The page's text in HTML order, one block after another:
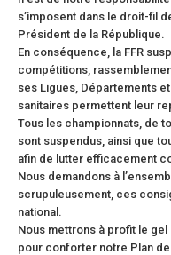
s’imposent dans le droit-fil
Président de la République.
En conséquence, la FFR
compétitions,
ses Ligues, Départements
sanitaires permettent leur
Tous les championnats, de
sont suspendus, ainsi que
afin de lutter efficacement
Nous demandons à
scrupuleusement, ces
national.
Nous mettrons à profit le
pour conforter notre Plan